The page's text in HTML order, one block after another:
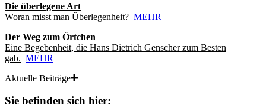
Die überlegene Art
Woran misst man Überlegenheit? MEHR
Der Weg zum Örtchen
Eine Begebenheit, die Hans Dietrich Genscher zum Besten
gab. MEHR
Aktuelle Beiträge
Sie befinden sich hier: